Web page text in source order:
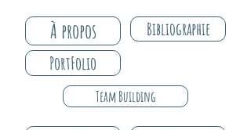
À propos Bibliographie
PortFolio
Team Building